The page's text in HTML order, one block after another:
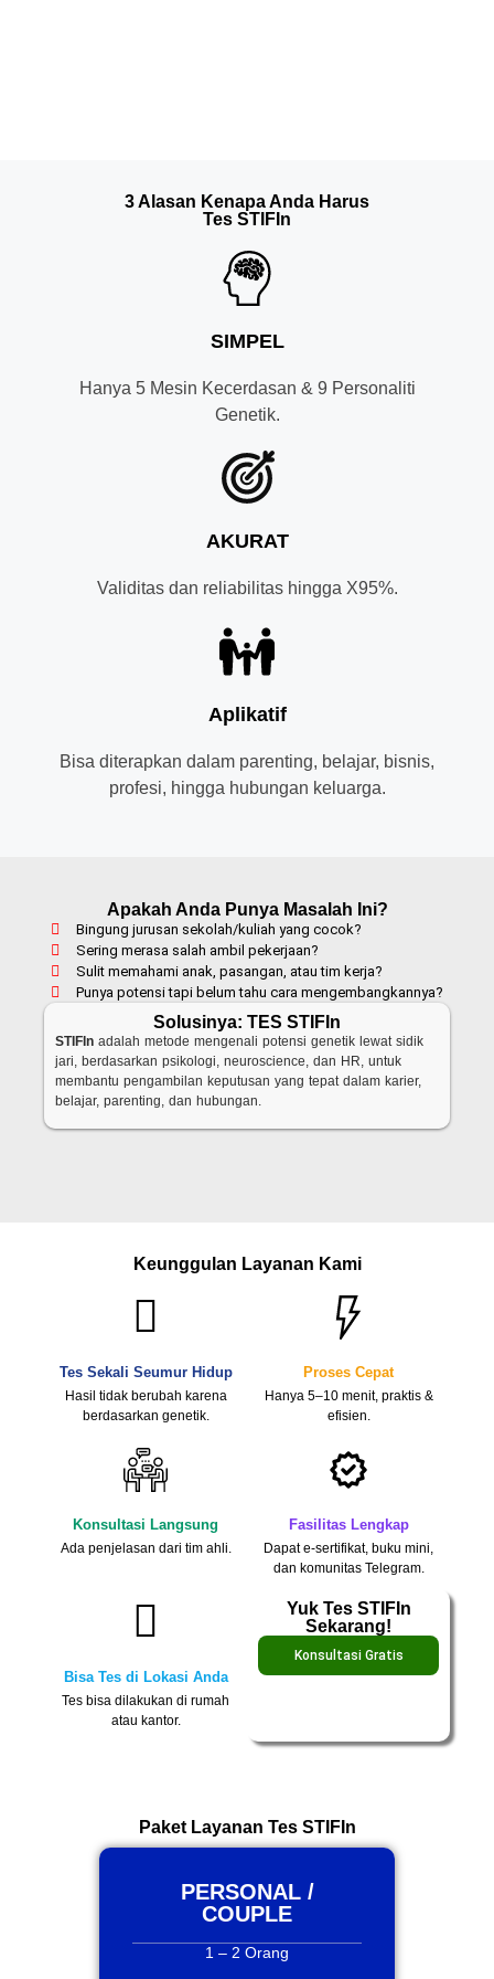
3 Alasan Kenapa Anda Harus
Tes STIFIn
SIMPEL
Hanya 5 Mesin Kecerdasan & 9 Personaliti
Genetik.
AKURAT
Validitas dan reliabilitas hingga X95%.
Aplikatif
Bisa diterapkan dalam parenting, belajar, bisnis,
profesi, hingga hubungan keluarga.
Apakah Anda Punya Masalah Ini?
Bingung jurusan sekolah/kuliah yang cocok?
Sering merasa salah ambil pekerjaan?
Sulit memahami anak, pasangan, atau tim kerja?
Punya potensi tapi belum tahu cara mengembangkannya?
Solusinya: TES STIFIn
STIFIn adalah metode mengenali potensi genetik lewat sidik
jari, berdasarkan psikologi, neuroscience, dan HR, untuk
membantu pengambilan keputusan yang tepat dalam karier,
belajar, parenting, dan hubungan.
Keunggulan Layanan Kami
Tes Sekali Seumur Hidup
Hasil tidak berubah karena
berdasarkan genetik.
Proses Cepat
Hanya 5–10 menit, praktis &
efisien.
Konsultasi Langsung
Ada penjelasan dari tim ahli.
Fasilitas Lengkap
Dapat e-sertifikat, buku mini,
dan komunitas Telegram.
Bisa Tes di Lokasi Anda
Tes bisa dilakukan di rumah
atau kantor.
Yuk Tes STIFIn
Sekarang!
Konsultasi Gratis
Paket Layanan Tes STIFIn
PERSONAL /
COUPLE
1 – 2 Orang